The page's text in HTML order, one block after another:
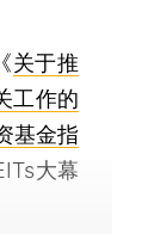
关于推
工作的
基金指
大幕